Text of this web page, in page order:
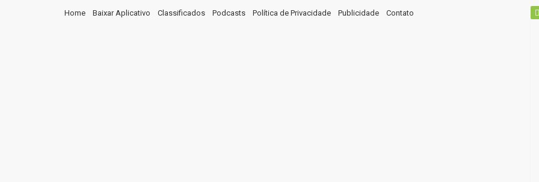
Home Baixar Aplicativo Classificados Podcasts Política de Privacidade Publicidade Contato